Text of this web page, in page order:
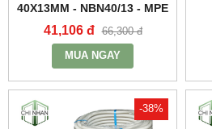
40X13MM - NBN40/13 - MPE
41,106 đ 66,300 đ
MUA NGAY
-38%